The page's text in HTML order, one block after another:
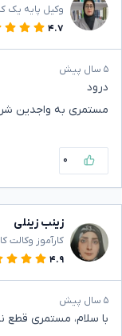
وکیل پایه یک
۴.۷
۵ سال پیش
درود
مستمری به واجدین
۰
زینب زینلی
کارآموز وکالت
۴.۹
۵ سال پیش
با سلام، مستمری